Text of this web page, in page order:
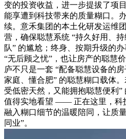
变的投资收益，进一步提拔了项
能享遭到科技带来的质量糊口。
续。意禾集团的本土化研发运维
营，确保聪慧系统 “持久好用、
队” 的尴尬；终身、按期升级的
“无后顾之忧”，也让房产的聪慧
庐不只是一套 “配备聪慧设备的
家庭、懂合肥” 的聪慧糊口载体
受低密天然，又能拥抱聪慧便利
值得实地看望 —— 正在这里，科
融入糊口细节的温暖陪同，让质
同业”。